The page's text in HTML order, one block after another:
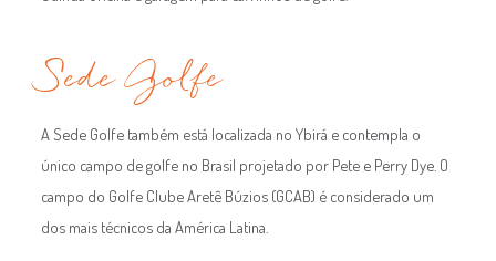
Sede Golfe
A Sede Golfe também está localizada no Ybirá e contempla o
único campo de golfe no Brasil projetado por Pete e Perry Dye. O
campo do Golfe Clube Aretê Búzios (GCAB) é considerado um
dos mais técnicos da América Latina.